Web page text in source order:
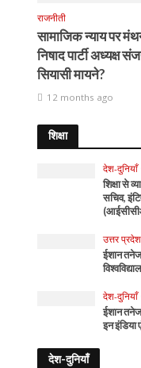
राजनीती
सामाजिक न्याय पर
निषाद पार्टी अध्यक्ष
सियासी मायने?
12 months ago
शिक्षा
देश-दुनियाँ
शिक्षा से
सचिव,
उत्तर प्रदेश
ईशान
देश-दुनियाँ
ईशान
इन इंडिया
देश-दुनियाँ